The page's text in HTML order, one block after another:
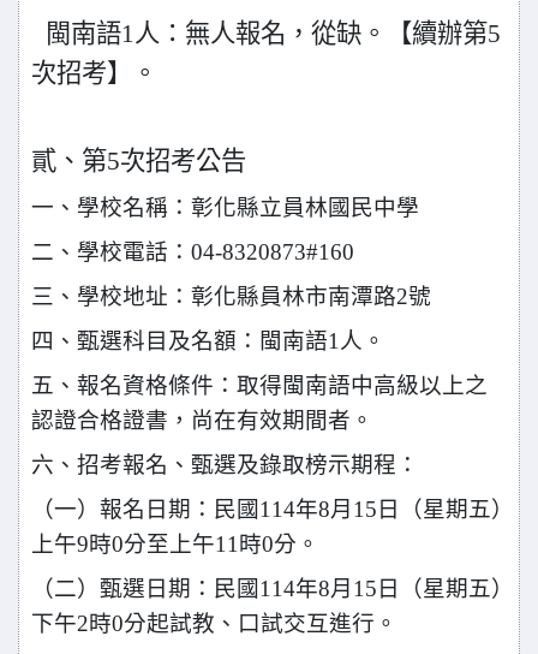
閩南語1人：無人報名，從缺。【續辦第5
次招考】。
貳、第5次招考公告
一、學校名稱：彰化縣立員林國民中學
二、學校電話：04-8320873#160
三、學校地址：彰化縣員林市南潭路2號
四、甄選科目及名額：閩南語1人。
五、報名資格條件：取得閩南語中高級以上之
認證合格證書，尚在有效期間者。
六、招考報名、甄選及錄取榜示期程：
（一）報名日期：民國114年8月15日（星期五）
上午9時0分至上午11時0分。
（二）甄選日期：民國114年8月15日（星期五）
下午2時0分起試教、口試交互進行。